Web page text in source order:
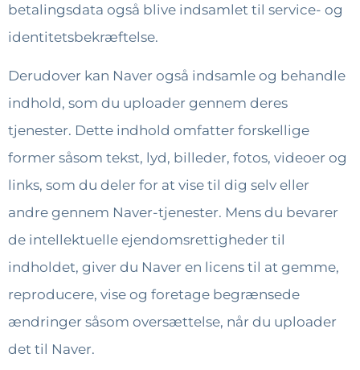
betalingsdata også blive indsamlet til service- og
identitetsbekræftelse.
Derudover kan Naver også indsamle og behandle
indhold, som du uploader gennem deres
tjenester. Dette indhold omfatter forskellige
former såsom tekst, lyd, billeder, fotos, videoer og
links, som du deler for at vise til dig selv eller
andre gennem Naver-tjenester. Mens du bevarer
de intellektuelle ejendomsrettigheder til
indholdet, giver du Naver en licens til at gemme,
reproducere, vise og foretage begrænsede
ændringer såsom oversættelse, når du uploader
det til Naver.